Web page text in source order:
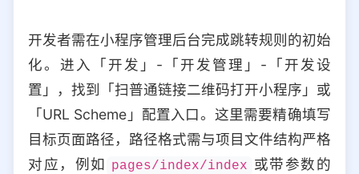
开发者需在小程序管理后台完成跳转规则的初始
化。进入「开发」-「开发管理」-「开发设
置」，找到「扫普通链接二维码打开小程序」或
「URL Scheme」配置入口。这里需要精确填写
目标页面路径，路径格式需与项目文件结构严格
对应，例如 pages/index/index 或带参数的